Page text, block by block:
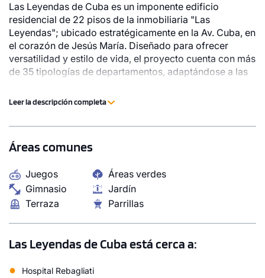
Las Leyendas de Cuba es un imponente edificio
residencial de 22 pisos de la inmobiliaria "Las
Leyendas"; ubicado estratégicamente en la Av. Cuba, en
el corazón de Jesús María. Diseñado para ofrecer
versatilidad y estilo de vida, el proyecto cuenta con más
de 35 tipologías de departamentos, adaptándose a las
arquitectura destaca por contar con tres frentes,
vistas privilegiadas hacia la Av. Cuba, Av. Guisse y Av.
propuesta de áreas comunes pensadas para el
Leer la descripción completa
Áreas comunes
Juegos
Áreas verdes
Gimnasio
Jardín
Terraza
Parrillas
Las Leyendas de Cuba está cerca a:
● Hospital Rebagliati